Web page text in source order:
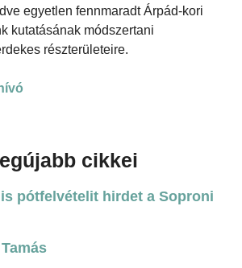
egyetlen fennmaradt Árpád-kori
kutatásának módszertani
részterületeire.
cikkei
pótfelvételit hirdet a Soproni